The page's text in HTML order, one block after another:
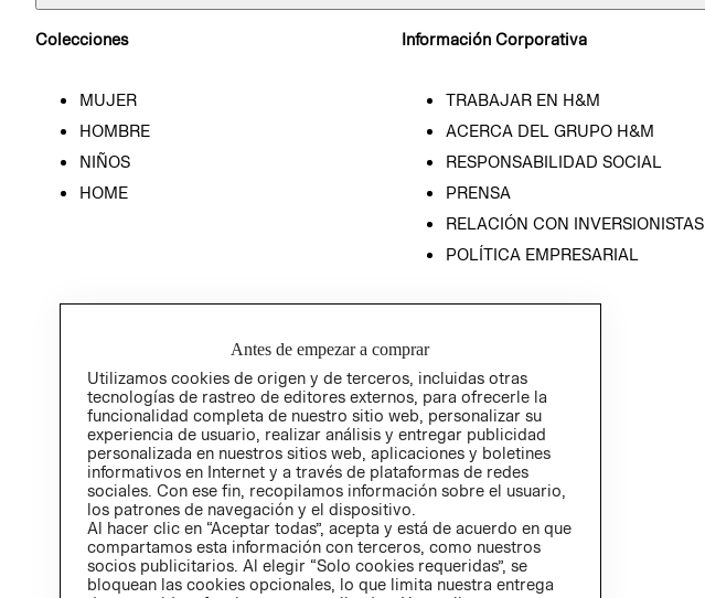
Colecciones
MUJER
HOMBRE
NIÑOS
HOME
Información Corporativa
TRABAJAR EN H&M
ACERCA DEL GRUPO H&M
RESPONSABILIDAD SOCIAL
PRENSA
RELACIÓN CON INVERSIONISTAS
POLÍTICA EMPRESARIAL
Antes de empezar a comprar
Utilizamos cookies de origen y de terceros, incluidas otras
tecnologías de rastreo de editores externos, para ofrecerle la
funcionalidad completa de nuestro sitio web, personalizar su
experiencia de usuario, realizar análisis y entregar publicidad
personalizada en nuestros sitios web, aplicaciones y boletines
informativos en Internet y a través de plataformas de redes
sociales. Con ese fin, recopilamos información sobre el usuario,
los patrones de navegación y el dispositivo.
Al hacer clic en “Aceptar todas”, acepta y está de acuerdo en que
compartamos esta información con terceros, como nuestros
socios publicitarios. Al elegir “Solo cookies requeridas”, se
bloquean las cookies opcionales, lo que limita nuestra entrega